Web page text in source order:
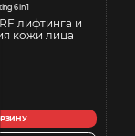
6 in 1
лифтинга и
кожи лица